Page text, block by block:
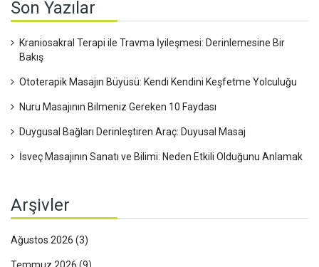
Son Yazılar
Kraniosakral Terapi ile Travma İyileşmesi: Derinlemesine Bir
Bakış
Ototerapik Masajın Büyüsü: Kendi Kendini Keşfetme Yolculuğu
Nuru Masajının Bilmeniz Gereken 10 Faydası
Duygusal Bağları Derinleştiren Araç: Duyusal Masaj
İsveç Masajının Sanatı ve Bilimi: Neden Etkili Olduğunu Anlamak
Arşivler
Ağustos 2026 (3)